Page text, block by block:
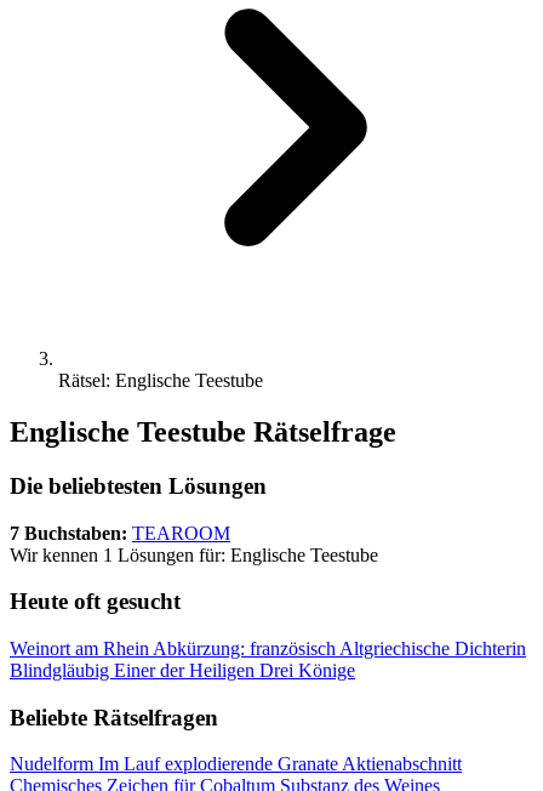
Rätsel: Englische Teestube
Englische Teestube Rätselfrage
Die beliebtesten Lösungen
7 Buchstaben: TEAROOM
Wir kennen 1 Lösungen für: Englische Teestube
Heute oft gesucht
Weinort am Rhein Abkürzung: französisch Altgriechische Dichterin
Blindgläubig Einer der Heiligen Drei Könige
Beliebte Rätselfragen
Nudelform Im Lauf explodierende GranateAktienabschnitt
Chemisches Zeichen für Cobaltum Substanz des Weines